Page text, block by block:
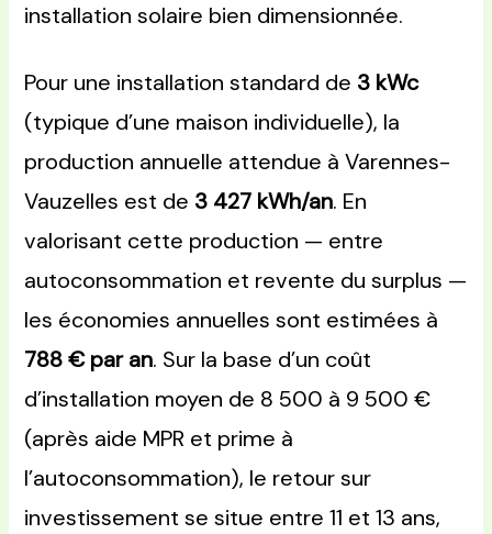
installation solaire bien dimensionnée.
Pour une installation standard de 3 kWc
(typique d’une maison individuelle), la
production annuelle attendue à Varennes-
Vauzelles est de 3 427 kWh/an. En
valorisant cette production — entre
autoconsommation et revente du surplus —
les économies annuelles sont estimées à
788 € par an. Sur la base d’un coût
d’installation moyen de 8 500 à 9 500 €
(après aide MPR et prime à
l’autoconsommation), le retour sur
investissement se situe entre 11 et 13 ans,